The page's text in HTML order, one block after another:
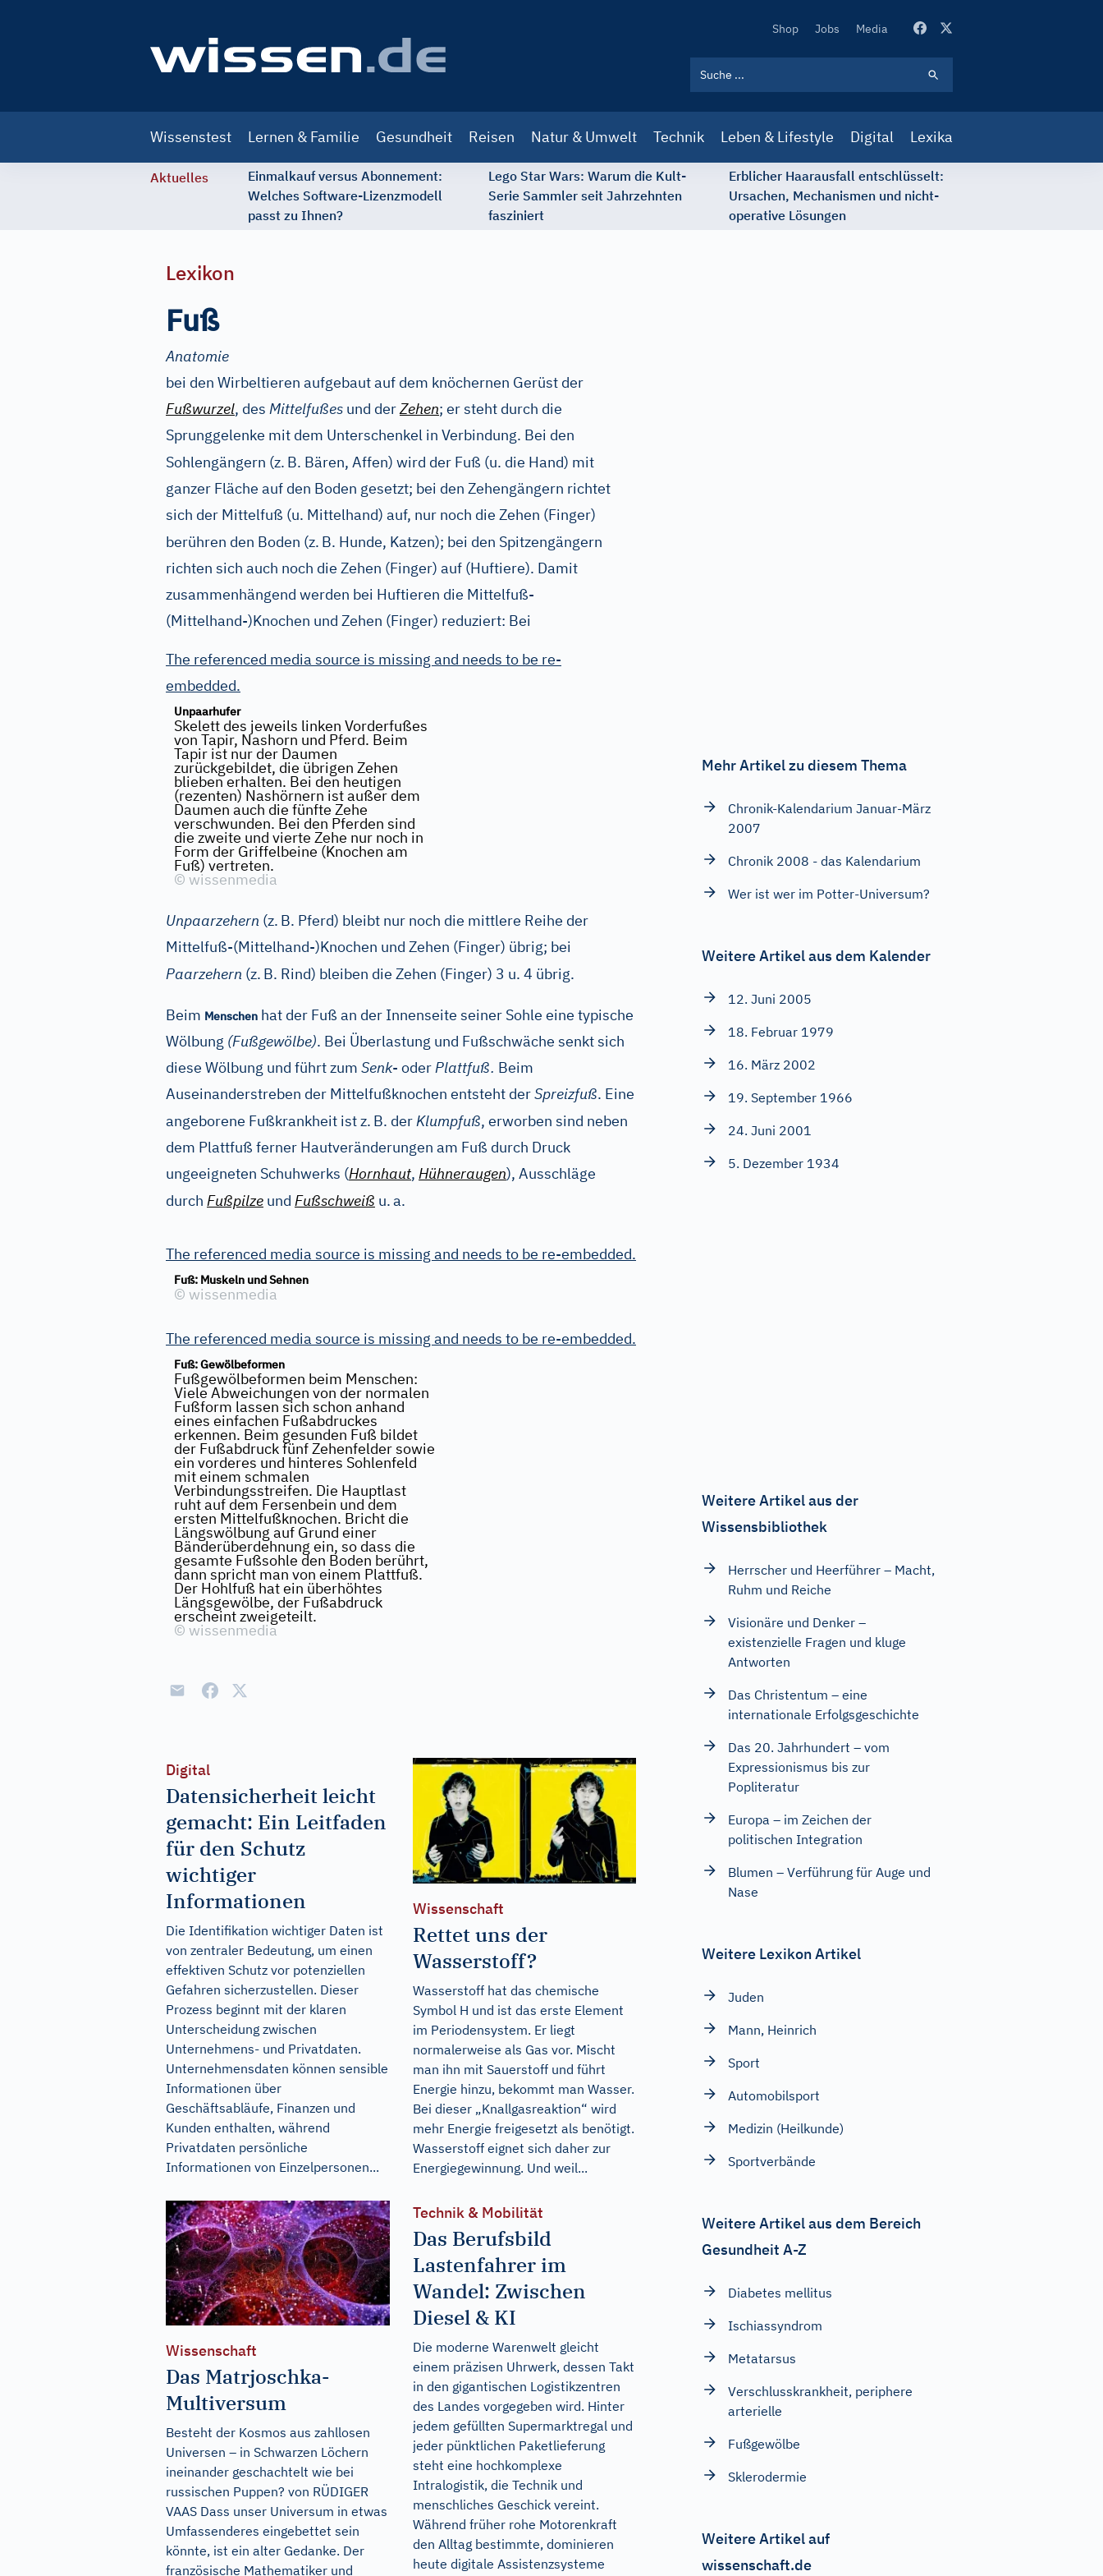
Secondary
Shop Jobs Media
navigation
Wissenstest Lernen & Familie Gesundheit Reisen Natur & Umwelt Technik Leben & Lifestyle Digital Lexika
Aktuelles
Einmalkauf versus Abonnement:
Welches Software-Lizenzmodell
passt zu Ihnen?
Lego Star Wars: Warum die Kult-
Serie Sammler seit Jahrzehnten
fasziniert
Erblicher Haarausfall entschlüsselt:
Ursachen, Mechanismen und nicht-
operative Lösungen
Lexikon
Fuß
Anatomie
bei den Wirbeltieren aufgebaut auf dem knöchernen Gerüst der
Fußwurzel, des Mittelfußes und derZehen; er steht durch die
Sprunggelenke mit dem Unterschenkel in Verbindung. Bei den
Sohlengängern (z. B. Bären, Affen) wird der Fuß (u. die Hand) mit
ganzer Fläche auf den Boden gesetzt; bei den Zehengängern richtet
sich der Mittelfuß (u. Mittelhand) auf, nur noch die Zehen (Finger)
berühren den Boden (z. B. Hunde, Katzen); bei den Spitzengängern
richten sich auch noch die Zehen (Finger) auf (Huftiere). Damit
zusammenhängend werden bei Huftieren die Mittelfuß-
(Mittelhand-)Knochen und Zehen (Finger) reduziert: Bei
The referenced media source is missing and needs to be re-
embedded.
Unpaarhufer
Skelett des jeweils linken Vorderfußes
von Tapir, Nashorn und Pferd. Beim
Tapir ist nur der Daumen
zurückgebildet, die übrigen Zehen
blieben erhalten. Bei den heutigen
(rezenten) Nashörnern ist außer dem
Daumen auch die fünfte Zehe
verschwunden. Bei den Pferden sind
die zweite und vierte Zehe nur noch in
Form der Griffelbeine (Knochen am
Fuß) vertreten.
© wissenmedia
Unpaarzehern (z. B. Pferd) bleibt nur noch die mittlere Reihe der
Mittelfuß-(Mittelhand-)Knochen und Zehen (Finger) übrig; bei
Paarzehern (z. B. Rind) bleiben die Zehen (Finger) 3 u. 4 übrig.
Beim Menschen hat der Fuß an der Innenseite seiner Sohle eine typische
Wölbung (Fußgewölbe). Bei Überlastung und Fußschwäche senkt sich
diese Wölbung und führt zum Senk- oderPlattfuß. Beim
Auseinanderstreben der Mittelfußknochen entsteht derSpreizfuß. Eine
angeborene Fußkrankheit ist z. B. derKlumpfuß, erworben sind neben
dem Plattfuß ferner Hautveränderungen am Fuß durch Druck
ungeeigneten Schuhwerks (Hornhaut, Hühneraugen), Ausschläge
durch Fußpilze und Fußschweiß u.a.
The referenced media source is missing and needs to be re-embedded.
Fuß: Muskeln und Sehnen
© wissenmedia
The referenced media source is missing and needs to be re-embedded.
Fuß: Gewölbeformen
Fußgewölbeformen beim Menschen:
Viele Abweichungen von der normalen
Fußform lassen sich schon anhand
eines einfachen Fußabdruckes
erkennen. Beim gesunden Fuß bildet
der Fußabdruck fünf Zehenfelder sowie
ein vorderes und hinteres Sohlenfeld
mit einem schmalen
Verbindungsstreifen. Die Hauptlast
ruht auf dem Fersenbein und dem
ersten Mittelfußknochen. Bricht die
Längswölbung auf Grund einer
Bänderüberdehnung ein, so dass die
gesamte Fußsohle den Boden berührt,
dann spricht man von einem Plattfuß.
Der Hohlfuß hat ein überhöhtes
Längsgewölbe, der Fußabdruck
erscheint zweigeteilt.
© wissenmedia
Digital
Datensicherheit leicht
gemacht: Ein Leitfaden
für den Schutz
wichtiger
Informationen
Die Identifikation wichtiger Daten ist
von zentraler Bedeutung, um einen
effektiven Schutz vor potenziellen
Gefahren sicherzustellen. Dieser
Prozess beginnt mit der klaren
Unterscheidung zwischen
Unternehmens- und Privatdaten.
Unternehmensdaten können sensible
Informationen über
Geschäftsabläufe, Finanzen und
Kunden enthalten, während
Privatdaten persönliche
Informationen von Einzelpersonen...
Wissenschaft
Rettet uns der
Wasserstoff?
Wasserstoff hat das chemische
Symbol H und ist das erste Element
im Periodensystem. Er liegt
normalerweise als Gas vor. Mischt
man ihn mit Sauerstoff und führt
Energie hinzu, bekommt man Wasser.
Bei dieser „Knallgasreaktion“ wird
mehr Energie freigesetzt als benötigt.
Wasserstoff eignet sich daher zur
Energiegewinnung. Und weil...
Wissenschaft
Das Matrjoschka-
Multiversum
Besteht der Kosmos aus zahllosen
Universen – in Schwarzen Löchern
ineinander geschachtelt wie bei
russischen Puppen? von RÜDIGER
VAAS Dass unser Universum in etwas
Umfassenderes eingebettet sein
könnte, ist ein alter Gedanke. Der
französische Mathematiker und
Technik & Mobilität
Das Berufsbild
Lastenfahrer im
Wandel: Zwischen
Diesel & KI
Die moderne Warenwelt gleicht
einem präzisen Uhrwerk, dessen Takt
in den gigantischen Logistikzentren
des Landes vorgegeben wird. Hinter
jedem gefüllten Supermarktregal und
jeder pünktlichen Paketlieferung
steht eine hochkomplexe
Intralogistik, die Technik und
menschliches Geschick vereint.
Während früher rohe Motorenkraft
den Alltag bestimmte, dominieren
heute digitale Assistenzsysteme
Mehr Artikel zu diesem Thema
Chronik-Kalendarium Januar-März
2007
Chronik 2008 - das Kalendarium
Wer ist wer im Potter-Universum?
Weitere Artikel aus dem Kalender
12. Juni 2005
18. Februar 1979
16. März 2002
19. September 1966
24. Juni 2001
5. Dezember 1934
Weitere Artikel aus der
Wissensbibliothek
Herrscher und Heerführer – Macht,
Ruhm und Reiche
Visionäre und Denker –
existenzielle Fragen und kluge
Antworten
Das Christentum – eine
internationale Erfolgsgeschichte
Das 20. Jahrhundert – vom
Expressionismus bis zur
Popliteratur
Europa – im Zeichen der
politischen Integration
Blumen – Verführung für Auge und
Nase
Weitere Lexikon Artikel
Juden
Mann, Heinrich
Sport
Automobilsport
Medizin (Heilkunde)
Sportverbände
Weitere Artikel aus dem Bereich
Gesundheit A-Z
Diabetes mellitus
Ischiassyndrom
Metatarsus
Verschlusskrankheit, periphere
arterielle
Fußgewölbe
Sklerodermie
Weitere Artikel auf
wissenschaft.de